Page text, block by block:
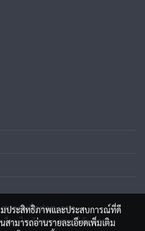
มาคมสื่อช่อสะอาด
งื่อนไขข้อตกลงการใช้บริการ
มประสิทธิภาพและประสบการณ์ที่ดี
สามารถอ่านรายละเอียดเพิ่มเติม